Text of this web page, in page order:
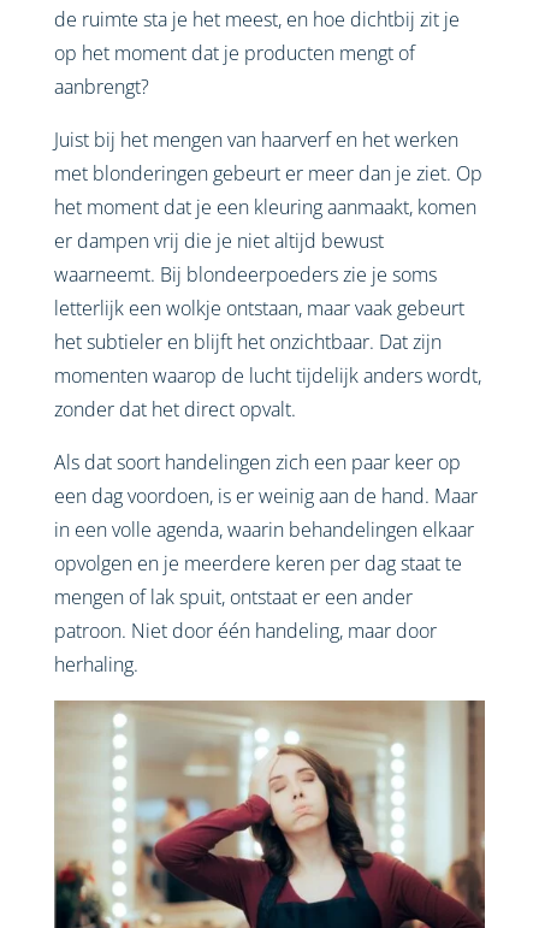
de ruimte sta je het meest, en hoe dichtbij zit je
op het moment dat je producten mengt of
aanbrengt?
Juist bij het mengen van haarverf en het werken
met blonderingen gebeurt er meer dan je ziet. Op
het moment dat je een kleuring aanmaakt, komen
er dampen vrij die je niet altijd bewust
waarneemt. Bij blondeerpoeders zie je soms
letterlijk een wolkje ontstaan, maar vaak gebeurt
het subtieler en blijft het onzichtbaar. Dat zijn
momenten waarop de lucht tijdelijk anders wordt,
zonder dat het direct opvalt.
Als dat soort handelingen zich een paar keer op
een dag voordoen, is er weinig aan de hand. Maar
in een volle agenda, waarin behandelingen elkaar
opvolgen en je meerdere keren per dag staat te
mengen of lak spuit, ontstaat er een ander
patroon. Niet door één handeling, maar door
herhaling.